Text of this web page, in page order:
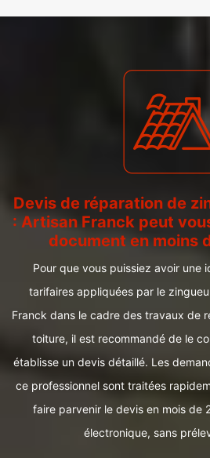
Devis de réparation de
: Artisan Franck peut
document en moins
Pour que vous puissiez avoir une
tarifaires appliquées par le
Franck dans le cadre des travaux de
toiture, il est recommandé de le
établisse un devis détaillé. Les
ce professionnel sont traitées
faire parvenir le devis en mois de
électronique, sans